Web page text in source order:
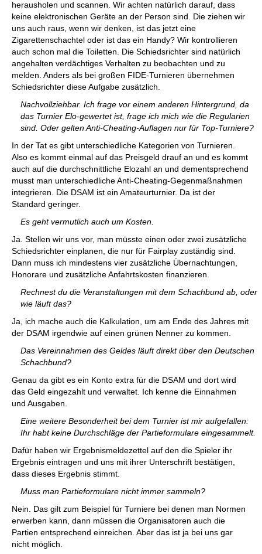
herausholen und scannen. Wir achten natürlich darauf, dass
keine elektronischen Geräte an der Person sind. Die ziehen wir
uns auch raus, wenn wir denken, ist das jetzt eine
Zigarettenschachtel oder ist das ein Handy? Wir kontrollieren
auch schon mal die Toiletten. Die Schiedsrichter sind natürlich
angehalten verdächtiges Verhalten zu beobachten und zu
melden. Anders als bei großen FIDE-Turnieren übernehmen
Schiedsrichter diese Aufgabe zusätzlich.
Nachvollziehbar. Ich frage vor einem anderen Hintergrund, da
das Turnier Elo-gewertet ist, frage ich mich wie die Regularien
sind. Oder gelten Anti-Cheating-Auflagen nur für Top-Turniere?
In der Tat es gibt unterschiedliche Kategorien von Turnieren.
Also es kommt einmal auf das Preisgeld drauf an und es kommt
auch auf die durchschnittliche Elozahl an und dementsprechend
musst man unterschiedliche Anti-Cheating-Gegenmaßnahmen
integrieren. Die DSAM ist ein Amateurturnier. Da ist der
Standard geringer.
Es geht vermutlich auch um Kosten.
Ja. Stellen wir uns vor, man müsste einen oder zwei zusätzliche
Schiedsrichter einplanen, die nur für Fairplay zuständig sind.
Dann muss ich mindestens vier zusätzliche Übernachtungen,
Honorare und zusätzliche Anfahrtskosten finanzieren.
Rechnest du die Veranstaltungen mit dem Schachbund ab, oder
wie läuft das?
Ja, ich mache auch die Kalkulation, um am Ende des Jahres mit
der DSAM irgendwie auf einen grünen Nenner zu kommen.
Das Vereinnahmen des Geldes läuft direkt über den Deutschen
Schachbund?
Genau da gibt es ein Konto extra für die DSAM und dort wird
das Geld eingezahlt und verwaltet. Ich kenne die Einnahmen
und Ausgaben.
Eine weitere Besonderheit bei dem Turnier ist mir aufgefallen:
Ihr habt keine Durchschläge der Partieformulare eingesammelt.
Dafür haben wir Ergebnismeldezettel auf den die Spieler ihr
Ergebnis eintragen und uns mit ihrer Unterschrift bestätigen,
dass dieses Ergebnis stimmt.
Muss man Partieformulare nicht immer sammeln?
Nein. Das gilt zum Beispiel für Turniere bei denen man Normen
erwerben kann, dann müssen die Organisatoren auch die
Partien entsprechend einreichen. Aber das ist ja bei uns gar
nicht möglich.